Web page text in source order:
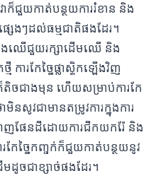
ក៏ជួយកាត់បន្ថយការរំខាន និង
សេងៗដល់ធម្មជាតិផងដែរ។
ងឈើជួយរក្សាដើមឈើ និង
ការកែច្នៃផ្លាស្ទិកឡើងវិញ
ក៏តិចជាងមុន ហើយសម្រាប់ការកែ
សូវជាមានតម្រូវការក្នុងការ
ញផែនដីដោយការជីកយករ៉ែ និង
រកែច្នៃកញ្ចក់ក៏ជួយកាត់បន្ថយនូវ
ើមដូចជាខ្សាច់ផងដែរ។